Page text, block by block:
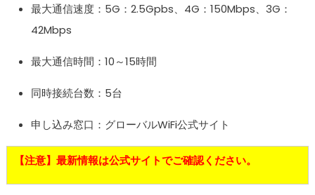
最大通信速度：5G：2.5Gpbs、4G：150Mbps、3G：
42Mbps
最大通信時間：10～15時間
同時接続台数：5台
申し込み窓口：グローバルWiFi公式サイト
【注意】最新情報は公式サイトでご確認ください。